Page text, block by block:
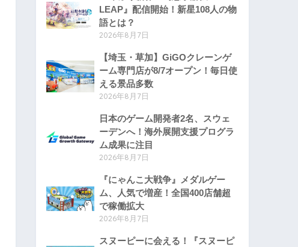
LEAP』配信開始！新星108人の物
語とは？
2026年8月7日
【埼玉・草加】GiGOクレーンゲ
ーム専門店が8/7オープン！毎日使
える景品多数
2026年8月7日
日本のゲーム開発者2名、スウェ
ーデンへ！海外展開支援プログラ
ム成果に注目
2026年8月7日
『にゃんこ大戦争』メダルゲー
ム、人気で増産！全国400店舗超
で稼働拡大
2026年8月7日
スヌーピーに会える！『スヌーピ